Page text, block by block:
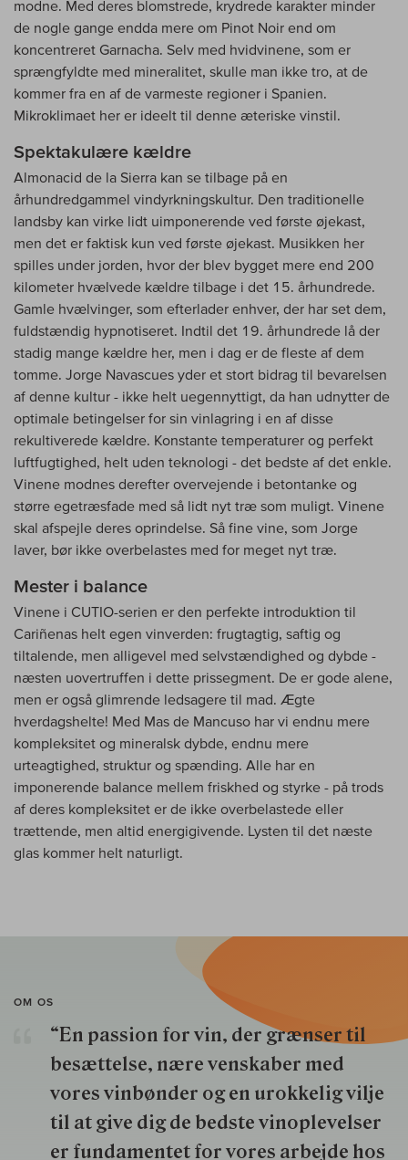
modne. Med deres blomstrede, krydrede karakter minder
de nogle gange endda mere om Pinot Noir end om
koncentreret Garnacha. Selv med hvidvinene, som er
sprængfyldte med mineralitet, skulle man ikke tro, at de
kommer fra en af de varmeste regioner i Spanien.
Mikroklimaet her er ideelt til denne æteriske vinstil.
Spektakulære kældre
Almonacid de la Sierra kan se tilbage på en
århundredgammel vindyrkningskultur. Den traditionelle
landsby kan virke lidt uimponerende ved første øjekast,
men det er faktisk kun ved første øjekast. Musikken her
spilles under jorden, hvor der blev bygget mere end 200
kilometer hvælvede kældre tilbage i det 15. århundrede.
Gamle hvælvinger, som efterlader enhver, der har set dem,
fuldstændig hypnotiseret. Indtil det 19. århundrede lå der
stadig mange kældre her, men i dag er de fleste af dem
tomme. Jorge Navascues yder et stort bidrag til bevarelsen
af denne kultur - ikke helt uegennyttigt, da han udnytter de
optimale betingelser for sin vinlagring i en af disse
rekultiverede kældre. Konstante temperaturer og perfekt
luftfugtighed, helt uden teknologi - det bedste af det enkle.
Vinene modnes derefter overvejende i betontanke og
større egetræsfade med så lidt nyt træ som muligt. Vinene
skal afspejle deres oprindelse. Så fine vine, som Jorge
laver, bør ikke overbelastes med for meget nyt træ.
Mester i balance
Vinene i CUTIO-serien er den perfekte introduktion til
Cariñenas helt egen vinverden: frugtagtig, saftig og
tiltalende, men alligevel med selvstændighed og dybde -
næsten uovertruffen i dette prissegment. De er gode alene,
men er også glimrende ledsagere til mad. Ægte
hverdagshelte! Med Mas de Mancuso har vi endnu mere
kompleksitet og mineralsk dybde, endnu mere
urteagtighed, struktur og spænding. Alle har en
imponerende balance mellem friskhed og styrke - på trods
af deres kompleksitet er de ikke overbelastede eller
trættende, men altid energigivende. Lysten til det næste
glas kommer helt naturligt.
OM OS
“En passion for vin, der grænser til
besættelse, nære venskaber med
vores vinbønder og en urokkelig vilje
til at give dig de bedste vinoplevelser
er fundamentet for vores arbejde hos